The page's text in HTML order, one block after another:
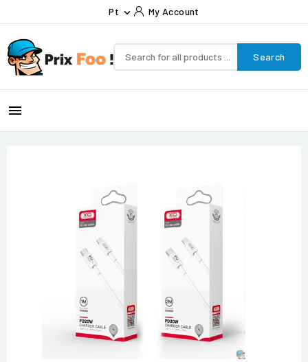
Pt  My Account
Search
